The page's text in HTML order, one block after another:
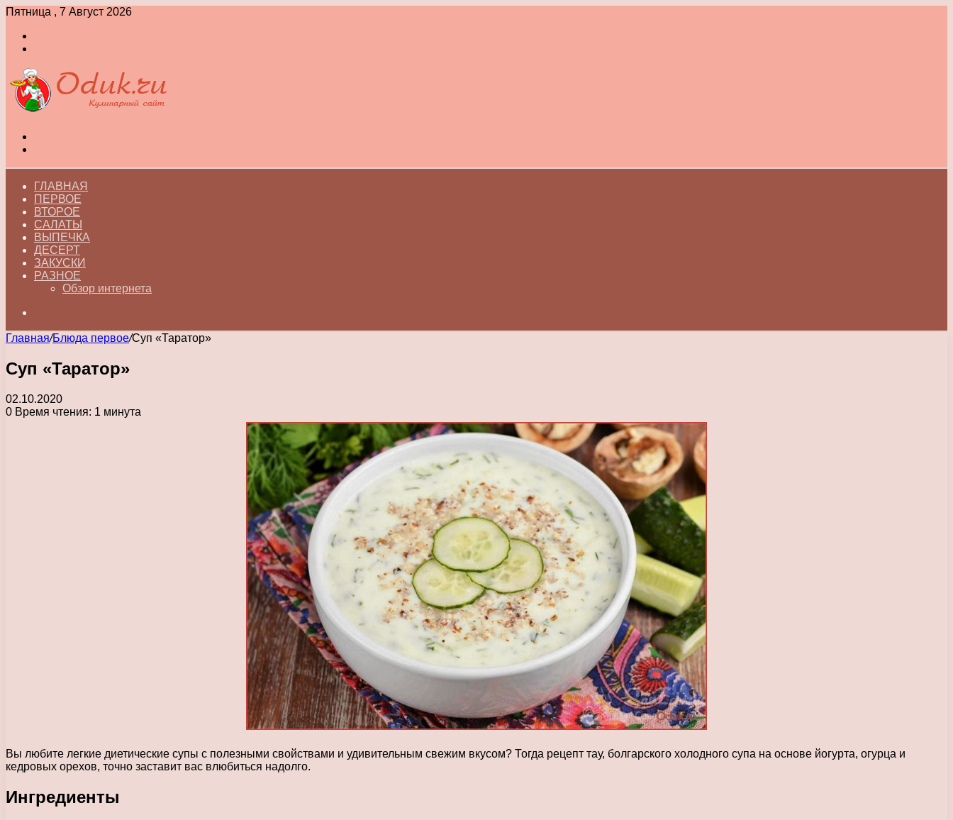
Пятница , 7 Август 2026
ГЛАВНАЯ
ПЕРВОЕ
ВТОРОЕ
САЛАТЫ
ВЫПЕЧКА
ДЕСЕРТ
ЗАКУСКИ
РАЗНОЕ
Обзор интернета
Главная/Блюда первое/Суп «Таратор»
Суп «Таратор»
02.10.2020
0 Время чтения: 1 минута
Вы любите легкие диетические супы с полезными свойствами и удивительным свежим вкусом? Тогда рецепт тау, болгарского холодного супа на основе йогурта, огурца и
кедровых орехов, точно заставит вас влюбиться надолго.
Ингредиенты